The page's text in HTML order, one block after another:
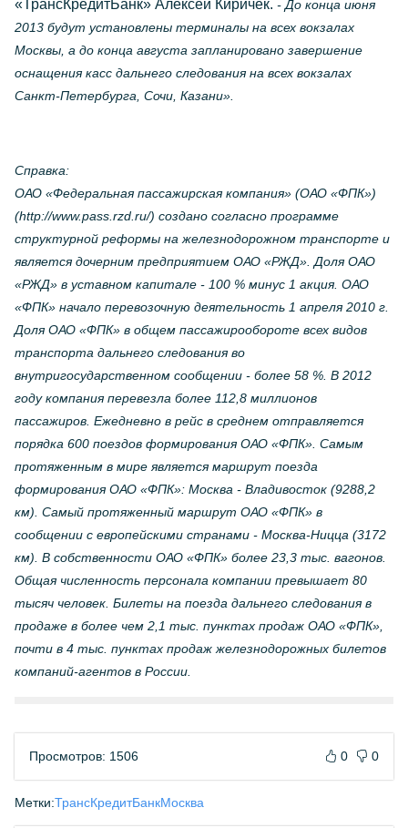
«ТрансКредитБанк» Алексей Киричек. - До конца июня
2013 будут установлены терминалы на всех вокзалах
Москвы, а до конца августа запланировано завершение
оснащения касс дальнего следования на всех вокзалах
Санкт-Петербурга, Сочи, Казани».
Справка:
ОАО «Федеральная пассажирская компания» (ОАО «ФПК»)
(http://www.pass.rzd.ru/) создано согласно программе
структурной реформы на железнодорожном транспорте и
является дочерним предприятием ОАО «РЖД». Доля ОАО
«РЖД» в уставном капитале - 100 % минус 1 акция. ОАО
«ФПК» начало перевозочную деятельность 1 апреля 2010 г.
Доля ОАО «ФПК» в общем пассажирообороте всех видов
транспорта дальнего следования во
внутригосударственном сообщении - более 58 %. В 2012
году компания перевезла более 112,8 миллионов
пассажиров. Ежедневно в рейс в среднем отправляется
порядка 600 поездов формирования ОАО «ФПК». Самым
протяженным в мире является маршрут поезда
формирования ОАО «ФПК»: Москва - Владивосток (9288,2
км). Самый протяженный маршрут ОАО «ФПК» в
сообщении с европейскими странами - Москва-Ницца (3172
км). В собственности ОАО «ФПК» более 23,3 тыс. вагонов.
Общая численность персонала компании превышает 80
тысяч человек. Билеты на поезда дальнего следования в
продаже в более чем 2,1 тыс. пунктах продаж ОАО «ФПК»,
почти в 4 тыс. пунктах продаж железнодорожных билетов
компаний-агентов в России.
Просмотров: 1506 0 0
Метки:ТрансКредитБанкМосква